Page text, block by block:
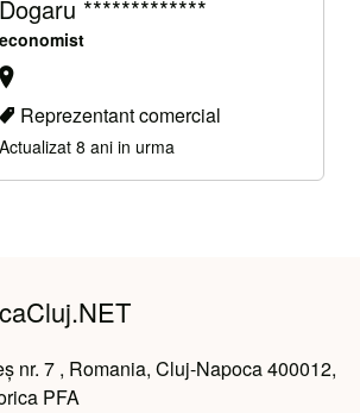
Dogaru *************
economist
Reprezentant comercial
Actualizat 8 ani in urma
nr. 7 , Romania, Cluj-Napoca 400012,
PFA